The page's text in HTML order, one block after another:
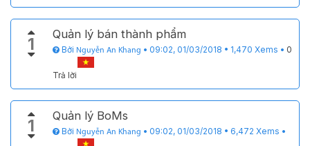
1
Quản lý bán thành phẩm
Bởi Nguyễn An Khang • 09:02, 01/03/2018 • 1,470 Xems • 0
Trả lời
1
Quản lý BoMs
Bởi Nguyễn An Khang • 09:02, 01/03/2018 • 6,472 Xems •